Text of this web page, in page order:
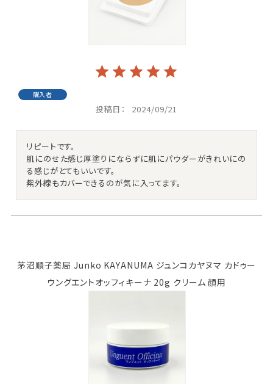
購入者
投稿日 2024/09/21
リピートです。
肌にのせた感じ厚塗りにならずに肌にパウダーがきれいにの
る感じがとてもいいです。
紫外線もカバーできるのが気に入ってます。
茅沼順子薬局 Junko KAYANUMA ジュンコカヤヌマ カドゥー
ウングエントオッフィキーナ 20g クリーム 顔用